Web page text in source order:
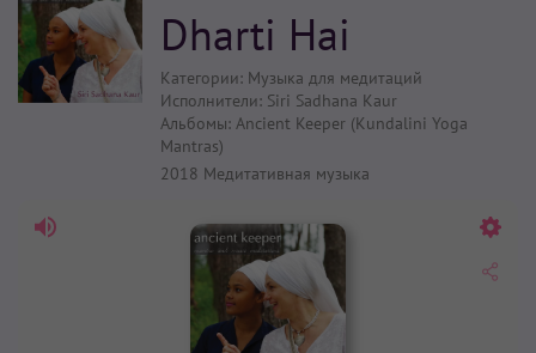
Dharti Hai
Категории: Музыка для медитаций
Исполнители: Siri Sadhana Kaur
Альбомы:Ancient Keeper (Kundalini Yoga
Mantras)
2018 Медитативная музыка